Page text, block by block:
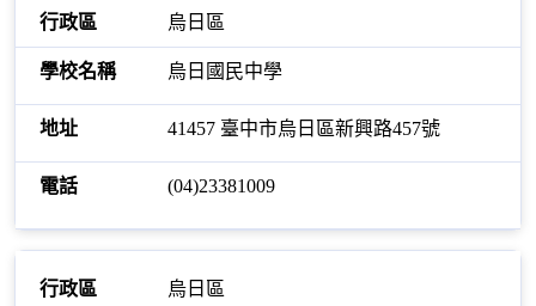
烏日區
烏日國民中學
41457 臺中市烏日區新興路457號
(04)23381009
烏日區